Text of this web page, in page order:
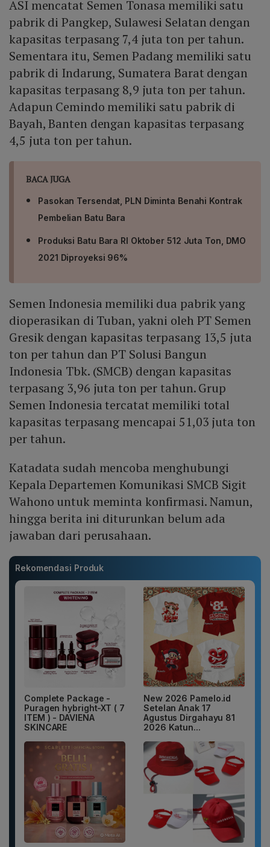
ASI mencatat Semen Tonasa memiliki satu
pabrik di Pangkep, Sulawesi Selatan dengan
kapasitas terpasang 7,4 juta ton per tahun.
Sementara itu, Semen Padang memiliki satu
pabrik di Indarung, Sumatera Barat dengan
kapasitas terpasang 8,9 juta ton per tahun.
Adapun Cemindo memiliki satu pabrik di
Bayah, Banten dengan kapasitas terpasang
4,5 juta ton per tahun.
BACA JUGA
Pasokan Tersendat, PLN Diminta Benahi Kontrak
Pembelian Batu Bara
Produksi Batu Bara RI Oktober 512 Juta Ton, DMO
2021 Diproyeksi 96%
Semen Indonesia memiliki dua pabrik yang
dioperasikan di Tuban, yakni oleh PT Semen
Gresik dengan kapasitas terpasang 13,5 juta
ton per tahun dan PT Solusi Bangun
Indonesia Tbk. (SMCB) dengan kapasitas
terpasang 3,96 juta ton per tahun. Grup
Semen Indonesia tercatat memiliki total
kapasitas terpasang mencapai 51,03 juta ton
per tahun.
Katadata sudah mencoba menghubungi
Kepala Departemen Komunikasi SMCB Sigit
Wahono untuk meminta konfirmasi. Namun,
hingga berita ini diturunkan belum ada
jawaban dari perusahaan.
Rekomendasi Produk
Complete Package -
Puragen hybright-XT ( 7
ITEM ) - DAVIENA
SKINCARE
New 2026 Pamelo.id
Setelan Anak 17
Agustus Dirgahayu 81
2026 Katun...